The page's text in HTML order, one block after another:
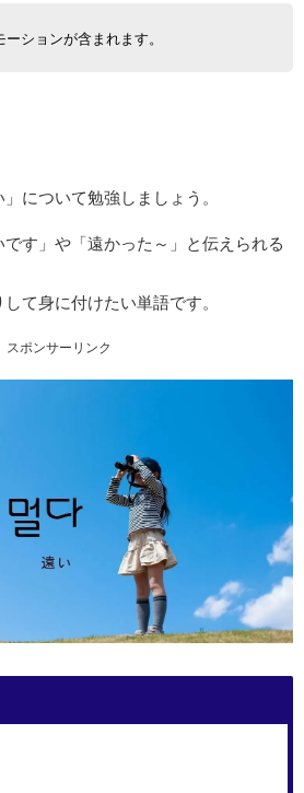
ションが含まれます。
について勉強しましょう。
す」や「遠かった～」と伝えられる
て身に付けたい単語です。
スポンサーリンク